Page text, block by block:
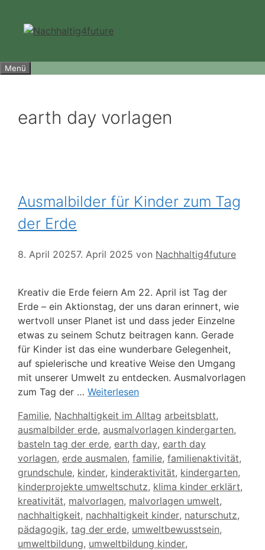
springen
Menü
earth day vorlagen
Ausmalbilder für Kinder zum Tag
der Erde
8. April 20257. April 2025 von Nachhaltig4future
Kreativ die Erde feiern Am 22. April ist Tag der
Erde – ein Aktionstag, der uns daran erinnert, wie
wertvoll unser Planet ist und dass jeder Einzelne
etwas zu seinem Schutz beitragen kann. Gerade
für Kinder ist das eine wunderbare Gelegenheit,
auf spielerische und kreative Weise den Umgang
mit unserer Umwelt zu entdecken. Ausmalvorlagen
zum Tag der … Weiterlesen
Kategorien
Familie, Nachhaltigkeit im Alltag Schlagwörter
arbeitsblatt,
ausmalbilder erde, ausmalvorlagen kindergarten,
basteln tag der erde, earth day, earth day
vorlagen, erde ausmalen, familie, familienaktivität,
grundschule, kinder, kinderaktivität, kindergarten,
kinderprojekte umweltschutz, klima kinder erklärt,
kreativität, malvorlagen, malvorlagen umwelt,
nachhaltigkeit, nachhaltigkeit kinder, naturschutz,
pädagogik, tag der erde, umweltbewusstsein,
umweltbildung, umweltbildung kinder,